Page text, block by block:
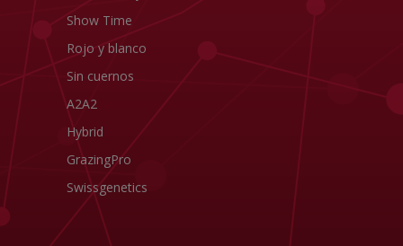
Show Time
Rojo y blanco
Sin cuernos
A2A2
Hybrid
GrazingPro
Swissgenetics